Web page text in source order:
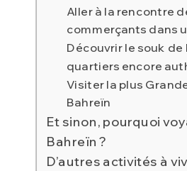
Aller à la rencontre
commerçants dans
Découvrir le souk de
quartiers encore
Visiter la plus
Bahreïn
Et sinon, pourquoi
Bahreïn ?
D’autres activités à